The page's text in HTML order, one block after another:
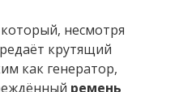
несмотря
крутящий
как генератор,
ремень